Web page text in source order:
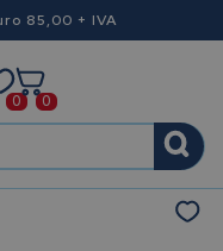
85,00 + IVA
0 0